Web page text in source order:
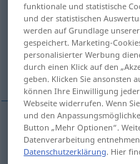
Übersicht aller
(Für mehr Details die
平面図
平面図[heimenzu]
funktionale und statistische
und der statistischen
werden auf Grundlage
gespeichert. Marketing-
personalisierter Werbung
durch einen Klick auf den
geben. Klicken Sie ansonsten
können Ihre Einwilligung
Webseite widerrufen. Wenn
und den
Button „Mehr Optionen“.
Datenverarbeitung
Datenschutzerklärung. Hier